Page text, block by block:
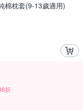
棉枕套(9-13歲適用)
折